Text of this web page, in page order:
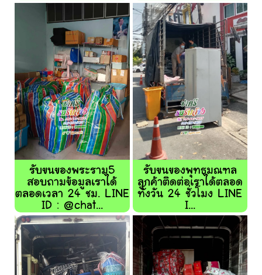
รับขนของพระราม5
สอบถามข้อมูลเราได้
ตลอดเวลา 24 ชม. LINE
ID : @chat...
รับขนของพุทธมณฑล
ลูกค้าติดต่อเราได้ตลอด
ทั้งวัน 24 ชั่วโมง LINE
I...